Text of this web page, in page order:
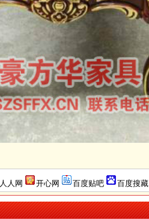
人人网 开心网 百度贴吧 百度搜藏